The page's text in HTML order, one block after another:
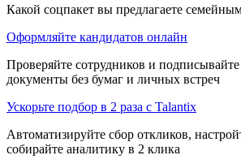
Какой соцпакет вы предлагаете
Оформляйте кандидатов онлайн
Проверяйте сотрудников и
документы без бумаг и личных встреч
Ускорьте подбор в 2 раза с Talantix
Автоматизируйте сбор откликов,
собирайте аналитику в 2 клика